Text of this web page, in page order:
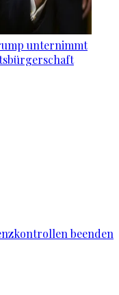
unternimmt
beenden